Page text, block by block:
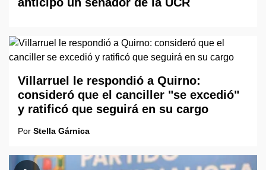
Villarruel le respondió a Quirno:
consideró que el canciller "se excedió"
y ratificó que seguirá en su cargo
Por Stella Gárnica